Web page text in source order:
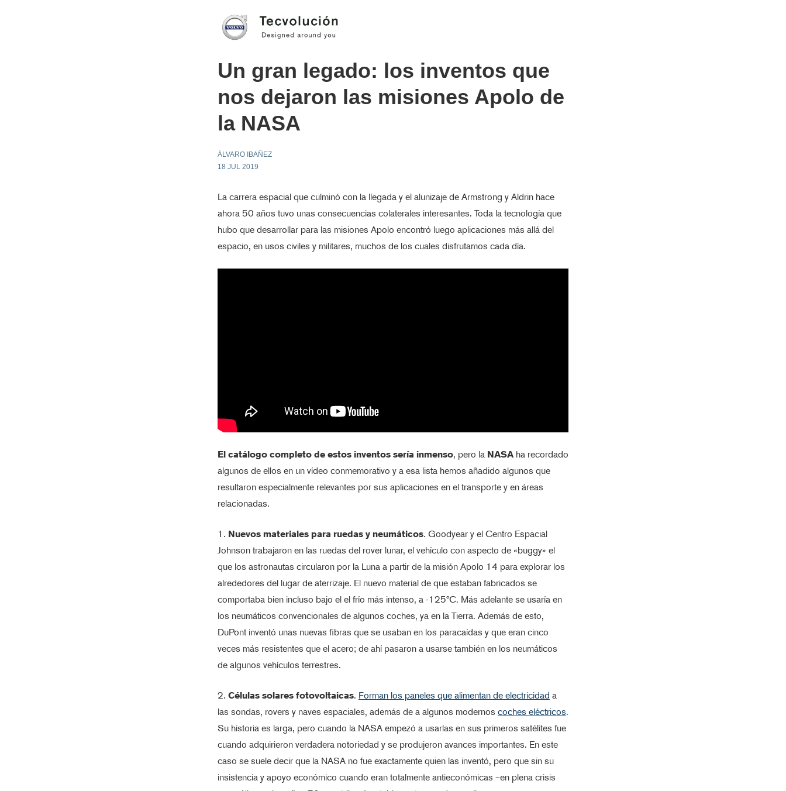
Un gran legado: los inventos que
nos dejaron las misiones Apolo de
la NASA
ÁLVARO IBAÑEZ
18 JUL 2019
La carrera espacial que culminó con la llegada y el alunizaje de Armstrong y Aldrin hace
ahora 50 años tuvo unas consecuencias colaterales interesantes. Toda la tecnología que
hubo que desarrollar para las misiones Apolo encontró luego aplicaciones más allá del
espacio, en usos civiles y militares, muchos de los cuales disfrutamos cada día.
El catálogo completo de estos inventos sería inmenso, pero la NASAha recordado
algunos de ellos en un vídeo conmemorativo y a esa lista hemos añadido algunos que
resultaron especialmente relevantes por sus aplicaciones en el transporte y en áreas
relacionadas.
1. Nuevos materiales para ruedas y neumáticos. Goodyear y el Centro Espacial
Johnson trabajaron en las ruedas del rover lunar, el vehículo con aspecto de «buggy» el
que los astronautas circularon por la Luna a partir de la misión Apolo 14 para explorar los
alrededores del lugar de aterrizaje. El nuevo material de que estaban fabricados se
comportaba bien incluso bajo el el frío más intenso, a -125ºC. Más adelante se usaría en
los neumáticos convencionales de algunos coches, ya en la Tierra. Además de esto,
DuPont inventó unas nuevas fibras que se usaban en los paracaídas y que eran cinco
veces más resistentes que el acero; de ahí pasaron a usarse también en los neumáticos
de algunos vehículos terrestres.
2. Células solares fotovoltaicas. Forman los paneles que alimentan de electricidad a
las sondas, rovers y naves espaciales, además de a algunos modernos coches eléctricos.
Su historia es larga, pero cuando la NASA empezó a usarlas en sus primeros satélites fue
cuando adquirieron verdadera notoriedad y se produjeron avances importantes. En este
caso se suele decir que la NASA no fue exactamente quien las inventó, pero que sin su
insistencia y apoyo económico cuando eran totalmente antieconómicas –en plena crisis